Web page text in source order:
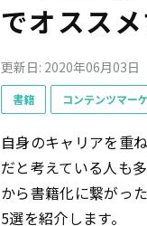
でオスス
更新日: 2020年06月03日
書籍 コンテンツマー
自身のキャリアを重
だと考えている人も
から書籍化に繋がっ
5選を紹介します。